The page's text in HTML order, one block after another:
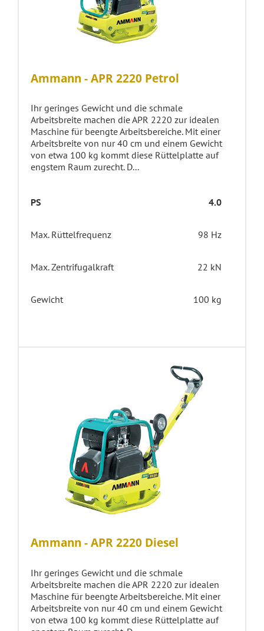
Ammann - APR 2220 Petrol
Ihr geringes Gewicht und die schmale
Arbeitsbreite machen die APR 2220 zur idealen
Maschine für beengte Arbeitsbereiche. Mit einer
Arbeitsbreite von nur 40 cm und einem Gewicht
von etwa 100 kg kommt diese Rüttelplatte auf
engstem Raum zurecht. D...
PS 4.0
Max. Rüttelfrequenz 98 Hz
Max. Zentrifugalkraft 22 kN
Gewicht 100 kg
Ammann - APR 2220 Diesel
Ihr geringes Gewicht und die schmale
Arbeitsbreite machen die APR 2220 zur idealen
Maschine für beengte Arbeitsbereiche. Mit einer
Arbeitsbreite von nur 40 cm und einem Gewicht
von etwa 100 kg kommt diese Rüttelplatte auf